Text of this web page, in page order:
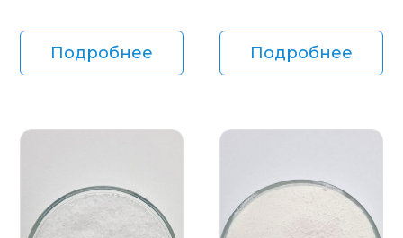
Подробнее Подробнее